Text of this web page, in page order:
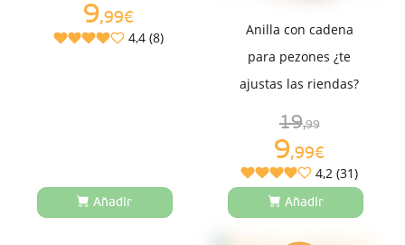
9,99€
4,4 (8)
Añadir
Anilla con cadena
para pezones ¿te
ajustas las riendas?
19,99
9,99€
4,2 (31)
Añadir